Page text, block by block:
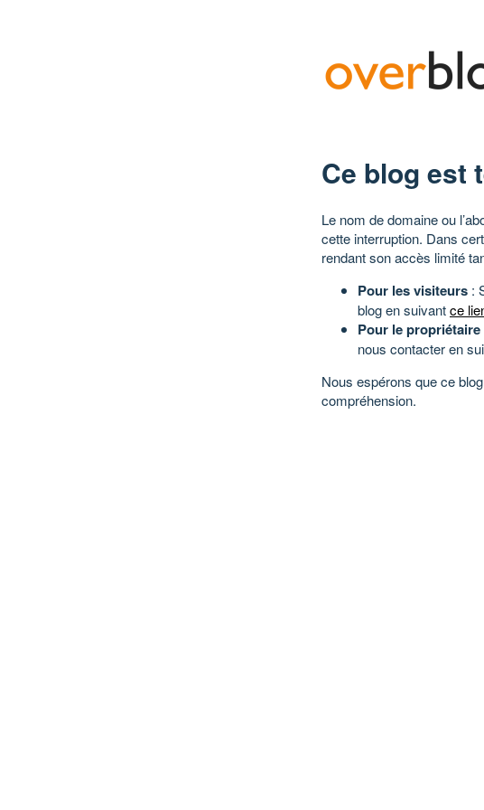
Ce blog est
Le nom de domaine ou
cette interruption. Dans
rendant son accès limité
Pour les visiteurs :
blog en suivantce
Pour le propriétaire
nous contacter en
Nous espérons que ce
compréhension.